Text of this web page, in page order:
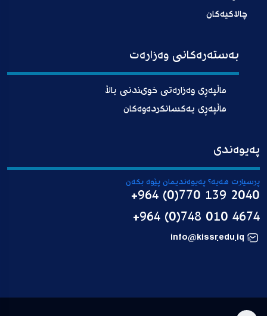
چالاکیەکان
بەستەرەکانی وەزارەت
ماڵپەڕی وەزارەتی خوىندنی باڵا
ماڵپەڕی یەکسانکردەوەکان
پەیوەندی
پرسیارت هەیە؟ پەیوەندیمان پێوە بکەن
+964 (0)770 139 2040
+964 (0)748 010 4674
info@kissr.edu.iq